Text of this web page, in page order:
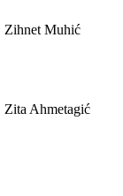
Zihnet Muhić
Zita Ahmetagić